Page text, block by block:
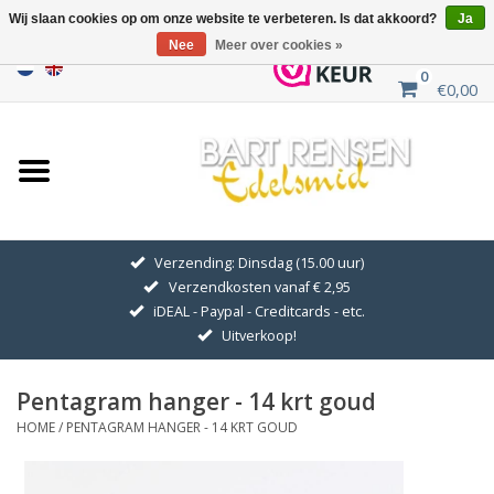
0
€0,00
Home
Uitverkoop
GOUDEN SYMBOLEN
Hanger Kettingen
Oorhangers
Verzending: Dinsdag (15.00 uur)
Verzendkosten vanaf € 2,95
iDEAL - Paypal - Creditcards - etc.
Uitverkoop!
Pentagram hanger - 14 krt goud
HOME/ PENTAGRAM HANGER - 14 KRT GOUD
Wij slaan cookies op om onze website te verbeteren. Is dat akkoord?
Ja
Nee
Meer over cookies »